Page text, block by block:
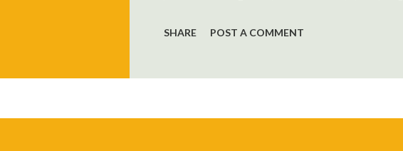
விளங்கியவர் . தனது மகள் பெயரில்
SHARE POST A COMMENT